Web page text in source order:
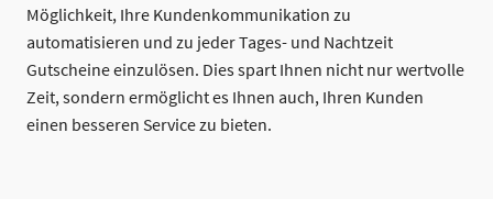
Möglichkeit, Ihre Kundenkommunikation zu
automatisieren und zu jeder Tages- und Nachtzeit
Gutscheine einzulösen. Dies spart Ihnen nicht nur wertvolle
Zeit, sondern ermöglicht es Ihnen auch, Ihren Kunden
einen besseren Service zu bieten.